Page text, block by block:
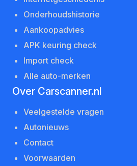
Onderhoudshistorie
Aankoopadvies
APK keuring check
Import check
Alle auto-merken
Over Carscanner.nl
Veelgestelde vragen
Autonieuws
Contact
Voorwaarden